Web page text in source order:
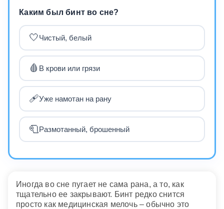
Каким был бинт во сне?
🤍Чистый, белый
🩸 В крови или грязи
🩹Уже намотан на рану
🧻Размотанный, брошенный
Иногда во сне пугает не сама рана, а то, как
тщательно ее закрывают. Бинт редко снится
просто как медицинская мелочь – обычно это